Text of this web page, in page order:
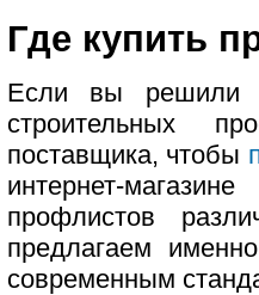
Где купить
Если вы решили
строительных
поставщика, чтобы
интернет-
профлистов
предлагаем
современным